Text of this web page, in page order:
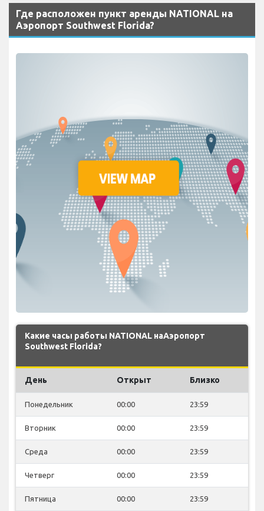
Где расположен пункт аренды NATIONAL на
Аэропорт Southwest Florida?
Какие часы работы NATIONAL наАэропорт
Southwest Florida?
День Открыт Близко
Понедельник 00:00 23:59
Вторник 00:00 23:59
Среда 00:00 23:59
Четверг 00:00 23:59
Пятница 00:00 23:59